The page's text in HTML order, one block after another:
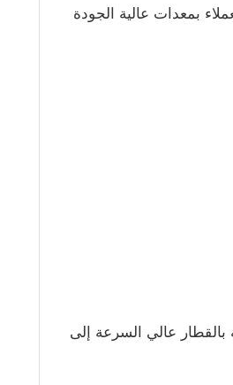
بمعدات عالية الجودة
التنمية الاقتصادية جينتان، مدينة تشانغتشو، مقاطعة جيانغسو، الصين. يستغرق 2 ساعة بالقطار عالي السرعة إلى